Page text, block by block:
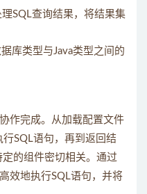
理SQL查询结果，将结果集
库类型与Java类型之间的
作完成。从加载配置文件
行SQL语句，再到返回结
的组件密切相关。通过
效地执行SQL语句，并将